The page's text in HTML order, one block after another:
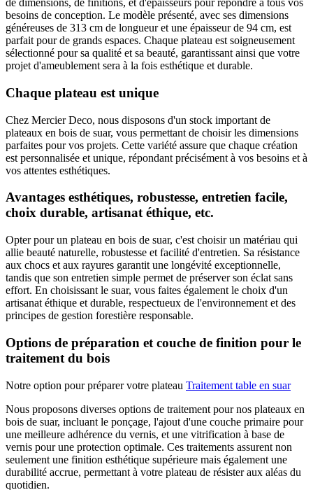
de dimensions, de finitions, et d'épaisseurs pour répondre à tous vos
besoins de conception. Le modèle présenté, avec ses dimensions
généreuses de 313 cm de longueur et une épaisseur de 94 cm, est
parfait pour de grands espaces. Chaque plateau est soigneusement
sélectionné pour sa qualité et sa beauté, garantissant ainsi que votre
projet d'ameublement sera à la fois esthétique et durable.
Chaque plateau est unique
Chez Mercier Deco, nous disposons d'un stock important de
plateaux en bois de suar, vous permettant de choisir les dimensions
parfaites pour vos projets. Cette variété assure que chaque création
est personnalisée et unique, répondant précisément à vos besoins et à
vos attentes esthétiques.
Avantages esthétiques, robustesse, entretien facile,
choix durable, artisanat éthique, etc.
Opter pour un plateau en bois de suar, c'est choisir un matériau qui
allie beauté naturelle, robustesse et facilité d'entretien. Sa résistance
aux chocs et aux rayures garantit une longévité exceptionnelle,
tandis que son entretien simple permet de préserver son éclat sans
effort. En choisissant le suar, vous faites également le choix d'un
artisanat éthique et durable, respectueux de l'environnement et des
principes de gestion forestière responsable.
Options de préparation et couche de finition pour le
traitement du bois
Notre option pour préparer votre plateau Traitement table en suar
Nous proposons diverses options de traitement pour nos plateaux en
bois de suar, incluant le ponçage, l'ajout d'une couche primaire pour
une meilleure adhérence du vernis, et une vitrification à base de
vernis pour une protection optimale. Ces traitements assurent non
seulement une finition esthétique supérieure mais également une
durabilité accrue, permettant à votre plateau de résister aux aléas du
quotidien.